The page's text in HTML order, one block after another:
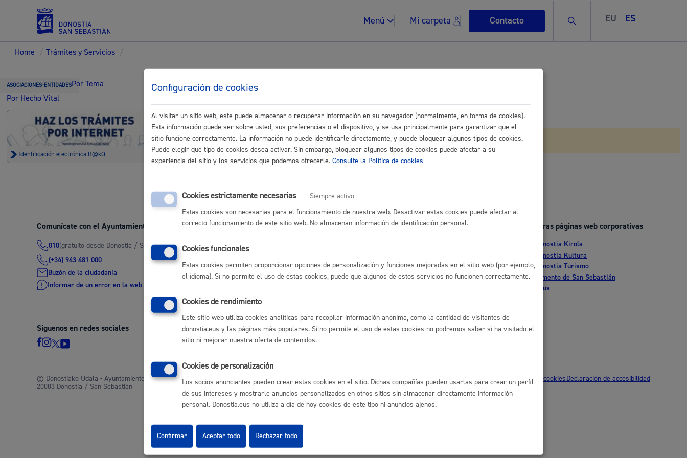
Menú Mi carpeta Contacto Buscar EU ES
Servicios
Padrón y asuntos personales Impuestos y multas
Movilidad Espacio público, residuos y medioambiente
Seguridad ciudadana y emergencias
Salud Pública, animales y consumo
Home / Trámites y Servicios /
ASOCIACIONES-ENTIDADESPor Tema
Por Hecho Vital
Identificación electrónica B@kQ
Trámites
Reservas de instalaciones deportivas
Trámite no disponible o fuera de plazo. Si necesitas información, solicítala en elBuzón de la Ciudadanía
Comunícate con el Ayuntamiento de Donostia / San Sebastián
010(gratuito desde Donostia / San Sebastián)
(+34) 943 481 000
Buzón de la ciudadanía
Informar de un error en la web
Enlaces útiles
Sede electrónica
Mapas - GeoDonostia
Otras páginas web corporativas
Donostia Kirola
Donostia Kultura
Donostia Turismo
Fomento de San Sebastián
Dbus
Síguenos en redes sociales
© Donostiako Udala - Ayuntamiento de Donostia / San Sebastián Ijentea 1,
20003 Donostia / San Sebastián
Aviso legal Política de privacidadPolítica de cookiesDeclaración de accesibilidad
Configuración de cookies
Al visitar un sitio web, este puede almacenar o recuperar información en su navegador (normalmente, en forma de cookies).
Esta información puede ser sobre usted, sus preferencias o el dispositivo, y se usa principalmente para garantizar que el
sitio funcione correctamente. La información no puede identificarle directamente, y puede bloquear algunos tipos de cookies.
Puede elegir qué tipo de cookies desea activar. Sin embargo, bloquear algunos tipos de cookies puede afectar a su
experiencia del sitio y los servicios que podemos ofrecerle. Consulte la Política de cookies
Cookies estrictamente necesarias
Siempre activo
Estas cookies son necesarias para el funcionamiento de nuestra web. Desactivar estas cookies puede afectar al
correcto funcionamiento de este sitio web. No almacenan información de identificación personal.
Cookies funcionales
Estas cookies permiten proporcionar opciones de personalización y funciones mejoradas en el sitio web (por ejemplo,
el idioma). Si no permite el uso de estas cookies, puede que algunos de estos servicios no funcionen correctamente.
Cookies de rendimiento
Este sitio web utiliza cookies analíticas para recopilar información anónima, como la cantidad de visitantes de
donostia.eus y las páginas más populares. Si no permite el uso de estas cookies no podremos saber si ha visitado el
sitio ni mejorar nuestra oferta de contenidos.
Cookies de personalización
Los socios anunciantes pueden crear estas cookies en el sitio. Dichas compañías pueden usarlas para crear un perfil
de sus intereses y mostrarle anuncios personalizados en otros sitios sin almacenar directamente información
personal. Donostia.eus no utiliza a día de hoy cookies de este tipo ni anuncios ajenos.
Rechazar todo
Confirmar Aceptar todo